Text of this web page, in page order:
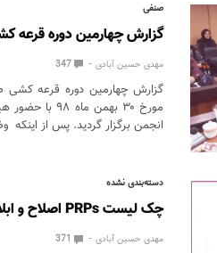
صنفی
گزارش چهارمین دوره قرعه
مهدی حسین آبادی 347
گزارش چهارمین دوره قرعه کشی
مورخ ۳۰
انجمن برگزار گردید. پس از
دسته‌بندی نشده
چک لیست PRPs اصلاح و ابلاغ شد
مهدی حسین آبادی 371